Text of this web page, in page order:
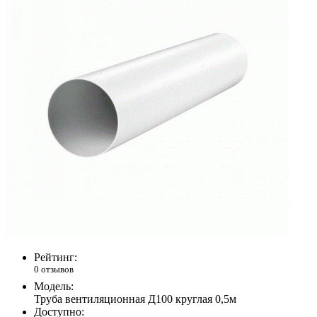
Рейтинг:
0 отзывов
Модель:
Труба вентиляционная Д100 круглая 0,5м
Доступно: